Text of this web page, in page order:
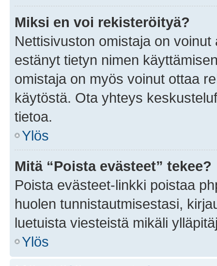
Miksi en voi rekisteröityä?
Nettisivuston omistaja on
estänyt tietyn nimen
omistaja on myös voinut ottaa
käytöstä. Ota yhteys
tietoa.
Ylös
Mitä “Poista evästeet” tekee?
Poista evästeet-linkki poistaa
huolen tunnistautmisestasi,
luetuista viesteistä mikäli
Ylös